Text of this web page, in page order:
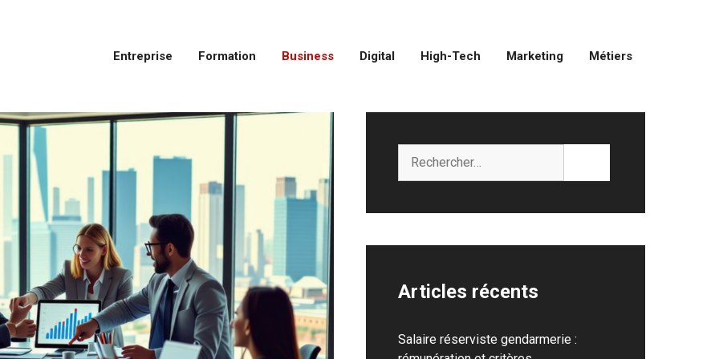
Entreprise Formation Business Digital High-Tech Marketing Métiers
Articles récents
Salaire réserviste gendarmerie :